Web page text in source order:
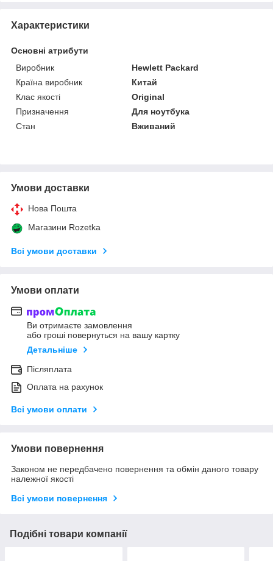
Характеристики
Основні атрибути
Виробник
Hewlett Packard
Країна виробник
Китай
Клас якості
Original
Призначення
Для ноутбука
Стан
Вживаний
Умови доставки
Нова Пошта
Магазини Rozetka
Всі умови доставки
Умови оплати
Ви отримаєте замовлення
або гроші повернуться на вашу картку
Детальніше
Післяплата
Оплата на рахунок
Всі умови оплати
Умови повернення
Законом не передбачено повернення та обмін даного товару
належної якості
Всі умови повернення
Подібні товари компанії